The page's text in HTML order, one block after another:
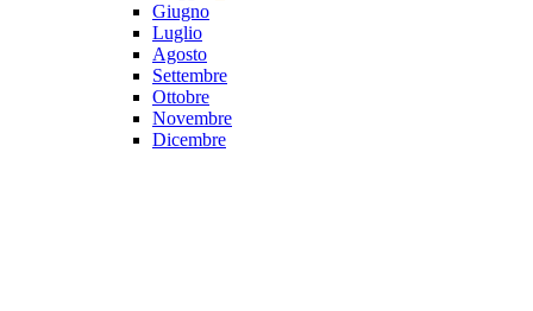
Giugno
Luglio
Agosto
Settembre
Ottobre
Novembre
Dicembre